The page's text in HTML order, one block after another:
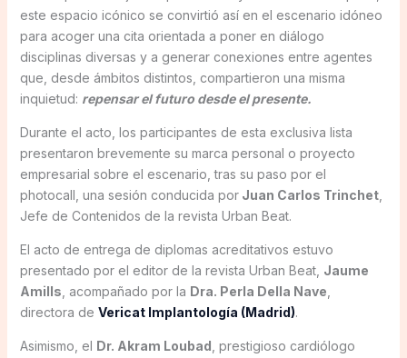
este espacio icónico se convirtió así en el escenario idóneo
para acoger una cita orientada a poner en diálogo
disciplinas diversas y a generar conexiones entre agentes
que, desde ámbitos distintos, compartieron una misma
inquietud: repensar el futuro desde el presente.
Durante el acto, los participantes de esta exclusiva lista
presentaron brevemente su marca personal o proyecto
empresarial sobre el escenario, tras su paso por el
photocall, una sesión conducida porJuan Carlos Trinchet,
Jefe de Contenidos de la revista Urban Beat.
El acto de entrega de diplomas acreditativos estuvo
presentado por el editor de la revista Urban Beat, Jaume
Amills , acompañado por la Dra. Perla Della Nave
directora de Vericat Implantología (Madrid).
Asimismo, el Dr. Akram Loubad , prestigioso cardiólogo